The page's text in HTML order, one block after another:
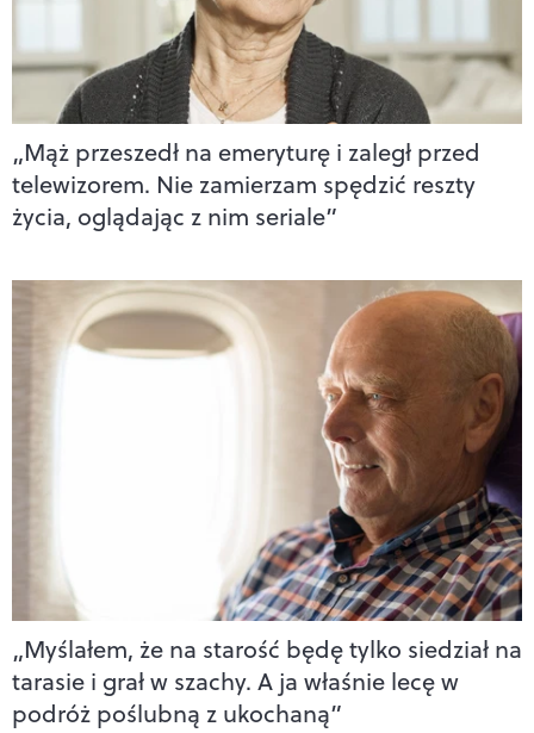
„Mąż przeszedł na emeryturę i zaległ przed
telewizorem. Nie zamierzam spędzić reszty
życia, oglądając z nim seriale”
„Myślałem, że na starość będę tylko siedział na
tarasie i grał w szachy. A ja właśnie lecę w
podróż poślubną z ukochaną”